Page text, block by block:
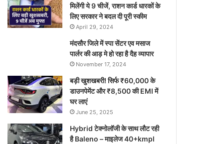
मिलेंगी ये 9 चीजें, राशन कार्ड धारकों के
लिए सरकार ने बदल दी पूरी स्कीम
April 29, 2024
मंदसौर जिले में स्पा सेंटर एव मसाज
पार्लर की आड़ मे हो रहा है दैह व्यापार
November 17, 2024
बड़ी खुशखबरी! सिर्फ ₹60,000 के
डाउनपेमेंट और ₹8,500 की EMI में
घर लाएं
June 25, 2025
Hybrid टेक्नोलॉजी के साथ लौट रही
है Baleno – माइलेज 40+kmpl